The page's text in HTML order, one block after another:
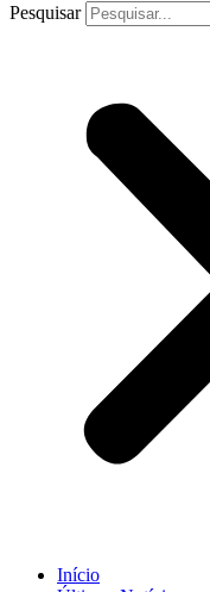
Pesquisar
Início